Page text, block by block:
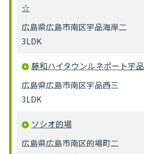
☆
広島県広島市南区宇品海岸二
3LDK
藤和ハイタウンルネポート宇品
広島県広島市南区宇品西三
3LDK
ソシオ的場
広島県広島市南区的場町二